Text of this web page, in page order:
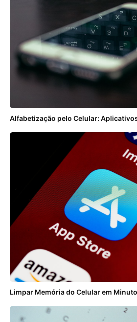
Alfabetização pelo Celular:
Limpar Memória do Celular em